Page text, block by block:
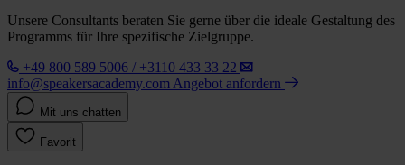
Unsere Consultants beraten Sie gerne über die ideale Gestaltung des
Programms für Ihre spezifische Zielgruppe.
+49 800 589 5006 / +3110 433 33 22
info@speakersacademy.com Angebot anfordern
Mit uns chatten
Favorit